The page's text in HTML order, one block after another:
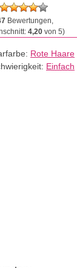
Bewertungen,
4,20von 5)
Rote Haare
Einfach